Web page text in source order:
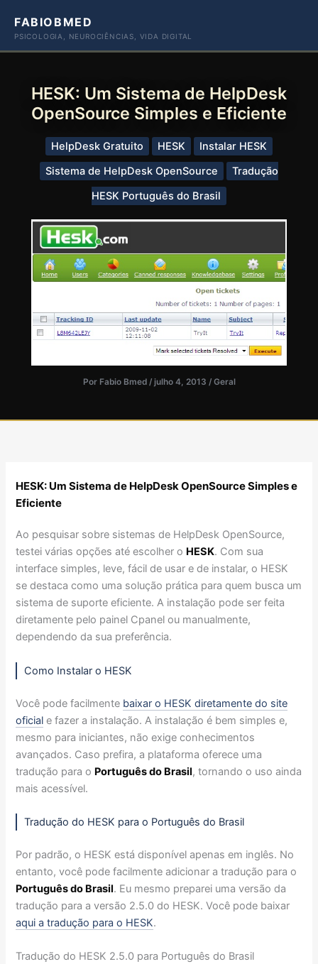
paraFABIOBMED
PSICOLOGIA, NEUROCIÊNCIAS, VIDA DIGITAL
HESK: Um Sistema de HelpDesk
OpenSource Simples e Eficiente
HelpDesk Gratuito HESK
Instalar HESK
Sistema de HelpDesk OpenSource
Tradução
HESK Português do Brasil
Por Fabio Bmed / julho 4, 2013 / Geral
HESK: Um Sistema de HelpDesk OpenSource Simples e
Eficiente
Ao pesquisar sobre sistemas de HelpDesk OpenSource,
testei várias opções até escolher o HESK. Com sua
interface simples, leve, fácil de usar e de instalar, o HESK
se destaca como uma solução prática para quem busca um
sistema de suporte eficiente. A instalação pode ser feita
diretamente pelo painel Cpanel ou manualmente,
dependendo da sua preferência.
Como Instalar o HESK
Você pode facilmente baixar o HESK diretamente do site
oficial e fazer a instalação. A instalação é bem simples e,
mesmo para iniciantes, não exige conhecimentos
avançados. Caso prefira, a plataforma oferece uma
tradução para o Português do Brasil, tornando o uso ainda
mais acessível.
Tradução do HESK para o Português do Brasil
Por padrão, o HESK está disponível apenas em inglês. No
entanto, você pode facilmente adicionar a tradução para o
Português do Brasil. Eu mesmo preparei uma versão da
tradução para a versão 2.5.0 do HESK. Você pode baixar
aqui a tradução para o HESK.
Tradução do HESK 2.5.0 para Português do Brasil